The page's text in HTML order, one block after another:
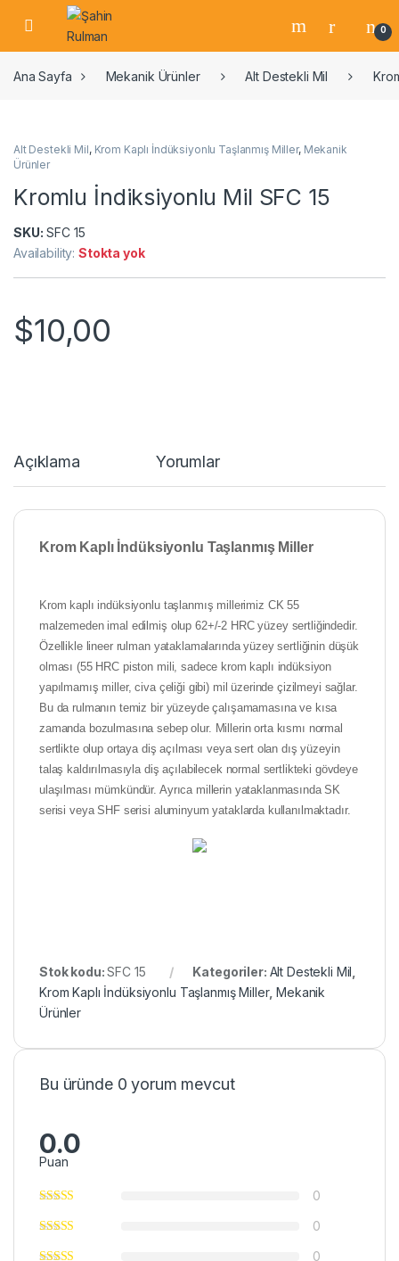
0
Ana Sayfa Mekanik Ürünler Alt Destekli Mil
Alt Destekli Mil, Krom Kaplı İndüksiyonlu Taşlanmış Miller, Mekanik
Ürünler
Kromlu İndiksiyonlu Mil SFC 15
SKU: SFC 15
Availability:Stokta yok
$10,00
Açıklama Yorumlar
Krom Kaplı İndüksiyonlu Taşlanmış Miller
Krom kaplı indüksiyonlu taşlanmış millerimiz CK 55
malzemeden imal edilmiş olup 62+/-2 HRC yüzey sertliğindedir.
Özellikle lineer rulman yataklamalarında yüzey sertliğinin düşük
olması (55 HRC piston mili, sadece krom kaplı indüksiyon
yapılmamış miller, civa çeliği gibi) mil üzerinde çizilmeyi sağlar.
Bu da rulmanın temiz bir yüzeyde çalışamamasına ve kısa
zamanda bozulmasına sebep olur. Millerin orta kısmı normal
sertlikte olup ortaya diş açılması veya sert olan dış yüzeyin
talaş kaldırılmasıyla diş açılabilecek normal sertlikteki gövdeye
ulaşılması mümkündür. Ayrıca millerin yataklanmasında SK
serisi veya SHF serisi aluminyum yataklarda kullanılmaktadır.
Stok kodu:SFC 15 Kategoriler: Alt Destekli Mil
Krom Kaplı İndüksiyonlu Taşlanmış Miller,Mekanik
Ürünler
Bu üründe 0 yorum mevcut
0.0
Puan
0
0
0